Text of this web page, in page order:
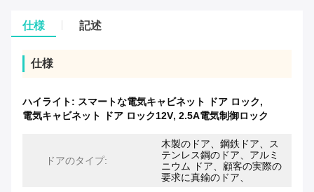
仕様 記述
仕様
ハイライト: スマートな電気キャビネット ドア ロック,
電気キャビネット ドア ロック12V, 2.5A電気制御ロック
ドアのタイプ:
木製のドア、鋼鉄ドア、ス
テンレス鋼のドア、アルミ
ニウム ドア、顧客の実際の
要求に真鍮のドア、